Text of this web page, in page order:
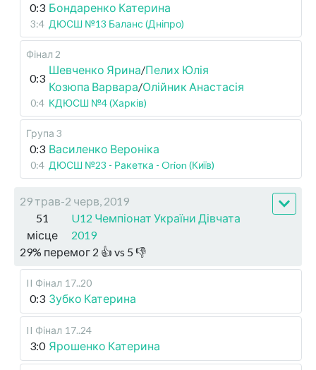
0:3 Бондаренко Катерина
3:4 ДЮСШ №13 Баланс (Дніпро)
Фінал 2
0:3
Шевченко Ярина/Пелих Юлія
Козюпа Варвара/Олійник Анастасія
0:4 КДЮСШ №4 (Харків)
Група 3
0:3 Василенко Вероніка
0:4 ДЮСШ №23 - Ракетка - Orion (Київ)
29 трав-2 черв, 2019
51
місце
U12 Чемпіонат України Дівчата
2019
29% перемог 2 👍 vs 5 👎
II Фінал 17..20
0:3 Зубко Катерина
II Фінал 17..24
3:0 Ярошенко Катерина